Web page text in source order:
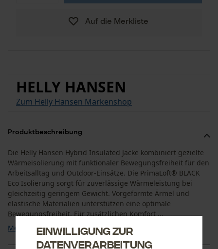
Auf die Merkliste
HELLY HANSEN
Zum Helly Hansen Markenshop
Produktbeschreibung
Die Helly Hansen Hybrid Insulated Jacke kombiniert gezielte
Wärmeisolierung mit funktionaler Bewegungsfreiheit für den
Arbeitsalltag und Outdoor-Einsätze. Die PrimaLoft® BLACK
Eco Isolierung sorgt für zuverlässige Wärmeleistung bei
gleichzeitig geringem Gewicht. Vorgeformte Ärmel und
elastische Materialien unterstützen eine optimale
Bewegungsfreiheit. Für zusätzlichen Komfort ...
Mehr anzeigenEinwilligung zur
Datenverarbeitung